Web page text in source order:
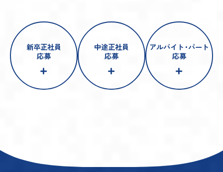
新卒正社員
応募
中途正社員
応募
アルバイト・パート
応募